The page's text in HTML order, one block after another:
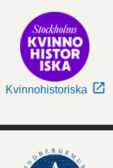
Kvinnohistoriska